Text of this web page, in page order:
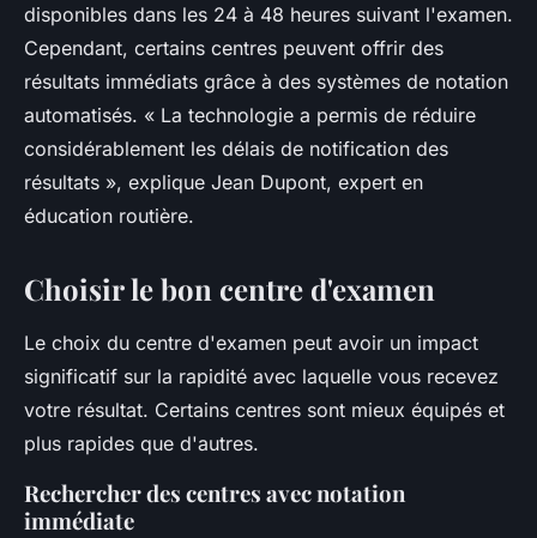
disponibles dans les 24 à 48 heures suivant l'examen.
Cependant, certains centres peuvent offrir des
résultats immédiats grâce à des systèmes de notation
automatisés. « La technologie a permis de réduire
considérablement les délais de notification des
résultats », explique Jean Dupont, expert en
éducation routière.
Choisir le bon centre d'examen
Le choix du centre d'examen peut avoir un impact
significatif sur la rapidité avec laquelle vous recevez
votre résultat. Certains centres sont mieux équipés et
plus rapides que d'autres.
Rechercher des centres avec notation
immédiate